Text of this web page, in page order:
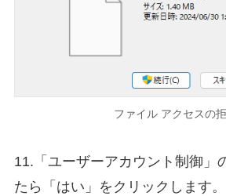
ファイル アクセスの
11.「ユーザーアカウント制御」
たら「はい」をクリックします。